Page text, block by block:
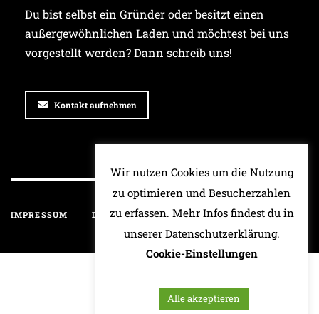
Du bist selbst ein Gründer oder besitzt einen
außergewöhnlichen Laden und möchtest bei uns
vorgestellt werden? Dann schreib uns!
Kontakt aufnehmen
IMPRESSUM DATENSCHUTZ HAFTUNGSAUSSCHLUSS
Wir nutzen Cookies um die Nutzung
zu optimieren und Besucherzahlen
zu erfassen. Mehr Infos findest du in
unserer Datenschutzerklärung.
Cookie-Einstellungen
Alle akzeptieren